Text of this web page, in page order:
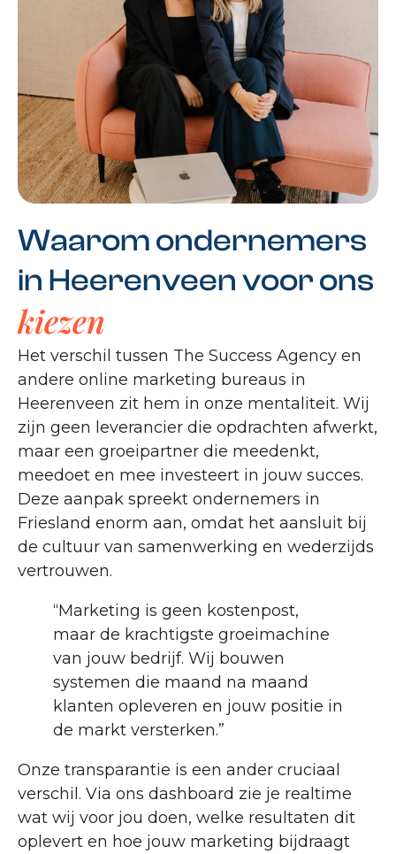
Waarom ondernemers
in Heerenveen voor ons
kiezen
Het verschil tussen The Success Agency en
andere online marketing bureaus in
Heerenveen zit hem in onze mentaliteit. Wij
zijn geen leverancier die opdrachten afwerkt,
maar een groeipartner die meedenkt,
meedoet en mee investeert in jouw succes.
Deze aanpak spreekt ondernemers in
Friesland enorm aan, omdat het aansluit bij
de cultuur van samenwerking en wederzijds
vertrouwen.
“Marketing is geen kostenpost,
maar de krachtigste groeimachine
van jouw bedrijf. Wij bouwen
systemen die maand na maand
klanten opleveren en jouw positie in
de markt versterken.”
Onze transparantie is een ander cruciaal
verschil. Via ons dashboard zie je realtime
wat wij voor jou doen, welke resultaten dit
oplevert en hoe jouw marketing bijdraagt